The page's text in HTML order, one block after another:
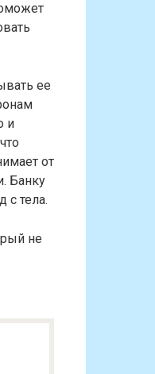
ее
и
от
Банку
с тела.
не